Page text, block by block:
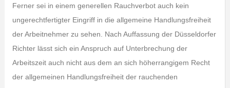
Ferner sei in einem generellen Rauchverbot auch kein
ungerechtfertigter Eingriff in die allgemeine Handlungsfreiheit
der Arbeitnehmer zu sehen. Nach Auffassung der Düsseldorfer
Richter lässt sich ein Anspruch auf Unterbrechung der
Arbeitszeit auch nicht aus dem an sich höherrangigem Recht
der allgemeinen Handlungsfreiheit der rauchenden